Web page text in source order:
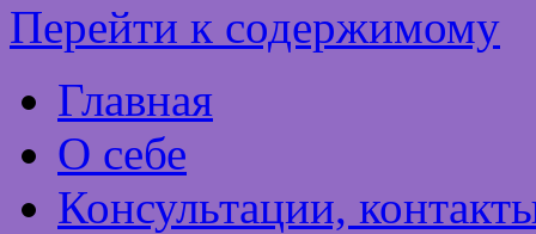
Перейти к содержимому
Главная
О себе
Консультации,